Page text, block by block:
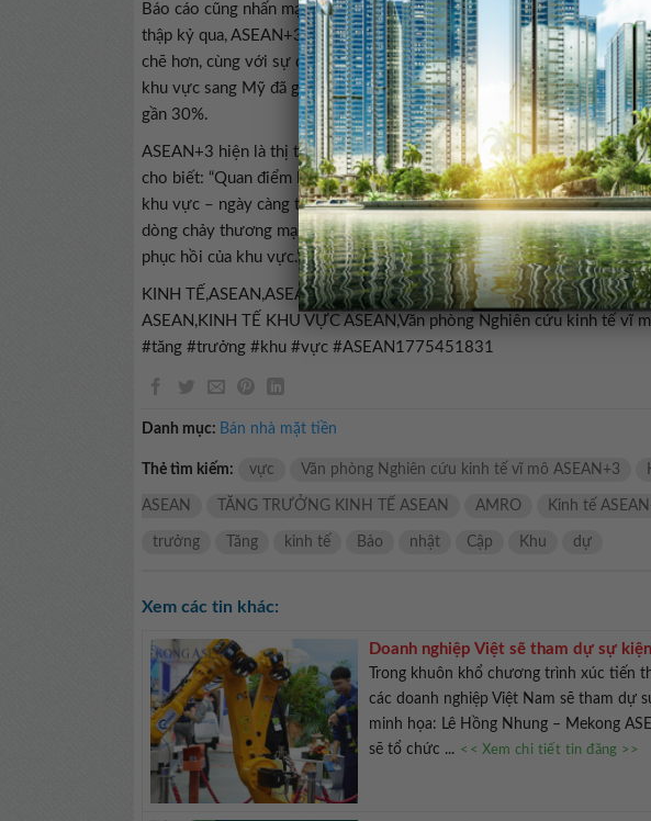
Báo cáo cũng nhấn mạnh sự chuyển đổi cấu trúc cơ bản làm nền tảng
thập kỷ qua, ASEAN+3 ngày càng gắn kết chặt chẽ hơn với khu vực,
chẽ hơn, cùng với sự dịch chuyển quyết định hướng tới các nguồn cầu
khu vực sang Mỹ đã giảm từ khoảng 1/3 xuống còn 20%, trong khi
gần 30%.
ASEAN+3 hiện là thị trường lớn nhất thế giới, chiếm 28% tổng nhu
cho biết: “Quan điểm lâu nay coi khu vực này là công xưởng của thế
khu vực – ngày càng trở nên lỗi thời. Việc tăng cường hợp tác khu
dòng chảy thương mại và đầu tư mở sẽ rất cần thiết để duy trì sự
phục hồi của khu vực.”
KINH TẾ,ASEAN,ASEAN+3,Kinh tế ASEAN+3,AMRO,THƯƠNG
ASEAN,KINH TẾ KHU VỰC ASEAN,Văn phòng Nghiên cứu kinh tế vĩ
#tăng #trưởng #khu #vực #ASEAN1775451831
Danh mục: Bán nhà mặt tiền
Thẻ tìm kiếm: vực Văn phòng Nghiên cứu kinh tế vĩ mô ASEAN+3
ASEAN TĂNG TRƯỞNG KINH TẾ ASEAN AMRO Kinh tế
trưởng Tăng kinh tế Bảo nhật Cập Khu dự
Xem các tin khác:
Doanh nghiệp Việt sẽ tham dự sự
Trong khuôn khổ chương trình xúc tiến
các doanh nghiệp Việt Nam sẽ tham dự
minh họa: Lê Hồng Nhung – Mekong
sẽ tổ chức ... << Xem chi tiết tin đăng >>